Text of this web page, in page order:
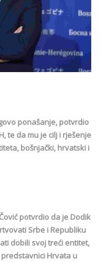
ponašanje, potvrdio
te da mu je cilj i rješenje
bošnjački, hrvatski i
potvrdio da je Dodik
Srbe i Republiku
dobili svoj treći entitet,
Hrvata u